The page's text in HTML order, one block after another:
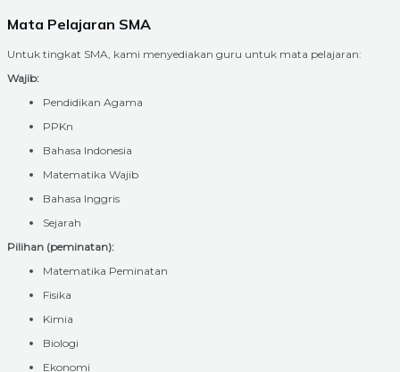
Mata Pelajaran SMA
Untuk tingkat SMA, kami menyediakan guru untuk mata pelajaran:
Wajib:
Pendidikan Agama
PPKn
Bahasa Indonesia
Matematika Wajib
Bahasa Inggris
Sejarah
Pilihan (peminatan):
Matematika Peminatan
Fisika
Kimia
Biologi
Ekonomi